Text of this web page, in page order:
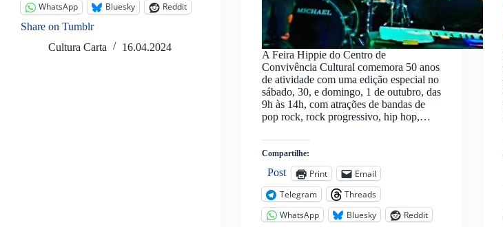
WhatsApp
Bluesky
Reddit
Share on Tumblr
Cultura Carta
16.04.2024
A Feira Hippie do Centro de
Convivência Cultural comemora 50 anos
de atividade com uma edição especial no
sábado, 30, e domingo, 1 de outubro, das
9h às 14h, com atrações de bandas de
pop rock, rock progressivo, hip hop,…
Compartilhe:
Post Print
Email
Telegram
Threads
WhatsApp
Bluesky Reddit